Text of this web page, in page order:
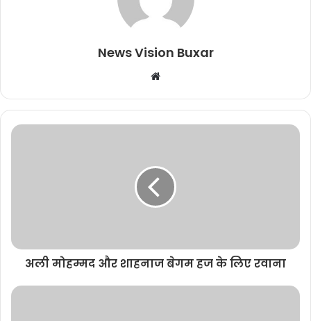
News Vision Buxar
b
s
e
अली मोहम्मद और शाहनाज बेगम हज के लिए रवाना